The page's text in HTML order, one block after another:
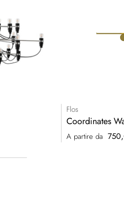
Flos
Coordinates
A partire da